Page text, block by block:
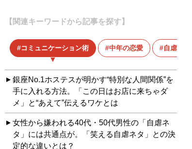
【関連キーワードから記事を探す】
コミュニケーション術 中年の恋愛 自虐ネタ
銀座No.1ホステスが明かす“特別な人間関係”を
手に入れる方法。「この日はお店に来ちゃダ
メ」と“あえて”伝えるワケとは
女性から嫌われる40代・50代男性の「自虐ネ
タ」には共通点が。「笑える自虐ネタ」との決
定的な違いとは？